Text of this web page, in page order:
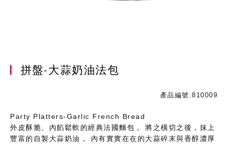
拼盤-大蒜奶油法包
產品編號:810009
Party Platters-Garlic French Bread
外皮酥脆、內餡鬆軟的經典法國麵包， 將之橫切之後，抹上
豐富的自製大蒜奶油， 內有實實在在的大蒜碎末與香醇濃厚